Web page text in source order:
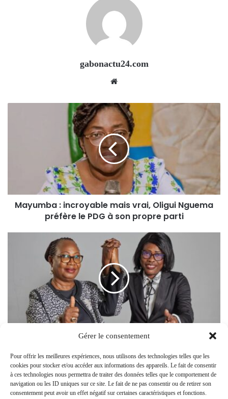
Gérer le consentement
Pour offrir les meilleures expériences, nous utilisons des technologies telles que les
cookies pour stocker et/ou accéder aux informations des appareils. Le fait de consentir
à ces technologies nous permettra de traiter des données telles que le comportement de
navigation ou les ID uniques sur ce site. Le fait de ne pas consentir ou de retirer son
consentement peut avoir un effet négatif sur certaines caractéristiques et fonctions.
gabonactu24.com
Mayumba : incroyable mais vrai, Oligui Nguema
préfère le PDG à son propre parti
Virginie Bakissi-Pemba triomphe à Tsamba
Related Articles